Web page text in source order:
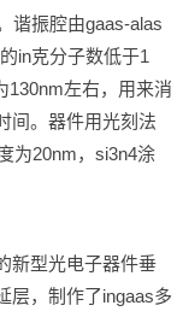
振腔由gaas-alas
in克分子数低于1
130nm左右，用来消
间。器件用光刻法
为20nm，si3n4涂
新型光电子器件垂
层，制作了ingaas多